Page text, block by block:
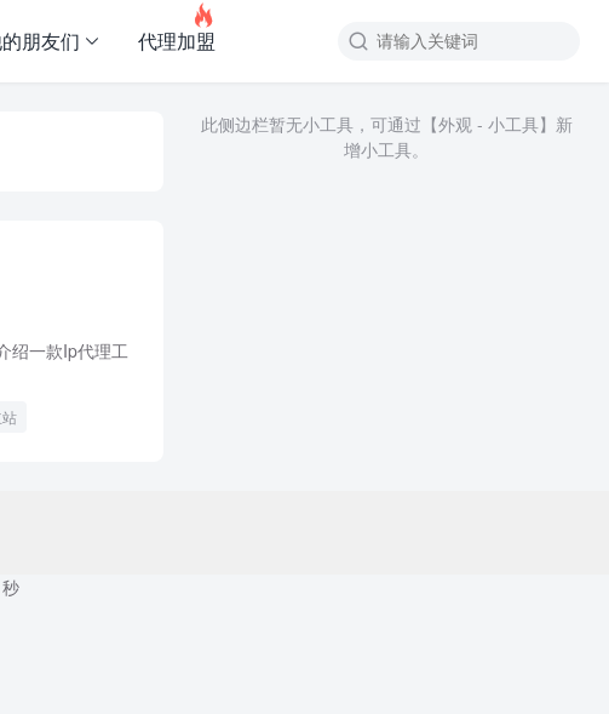
朋友们 代理加盟

绍一款Ip代理工
此侧边栏暂无小工具，可通过【外观 - 小工具】新
增小工具。